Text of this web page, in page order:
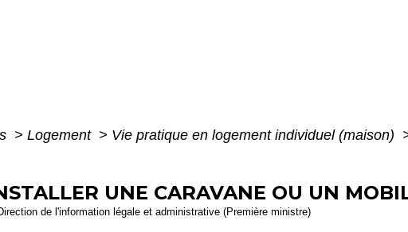
> Logement > Vie pratique en logement individuel (maison)
UNE CARAVANE OU UN
de l'information légale et administrative (Première ministre)